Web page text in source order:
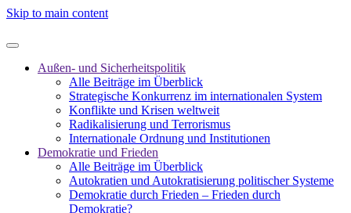
Skip to main content
Außen- und Sicherheitspolitik
Alle Beiträge im Überblick
Strategische Konkurrenz im internationalen System
Konflikte und Krisen weltweit
Radikalisierung und Terrorismus
Internationale Ordnung und Institutionen
Demokratie und Frieden
Alle Beiträge im Überblick
Autokratien und Autokratisierung politischer Systeme
Demokratie durch Frieden – Frieden durch
Demokratie?